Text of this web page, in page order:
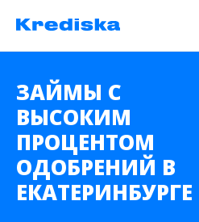
ЗАЙМЫ С
ВЫСОКИМ
ПРОЦЕНТОМ
ОДОБРЕНИЙ В
ЕКАТЕРИНБУРГЕ